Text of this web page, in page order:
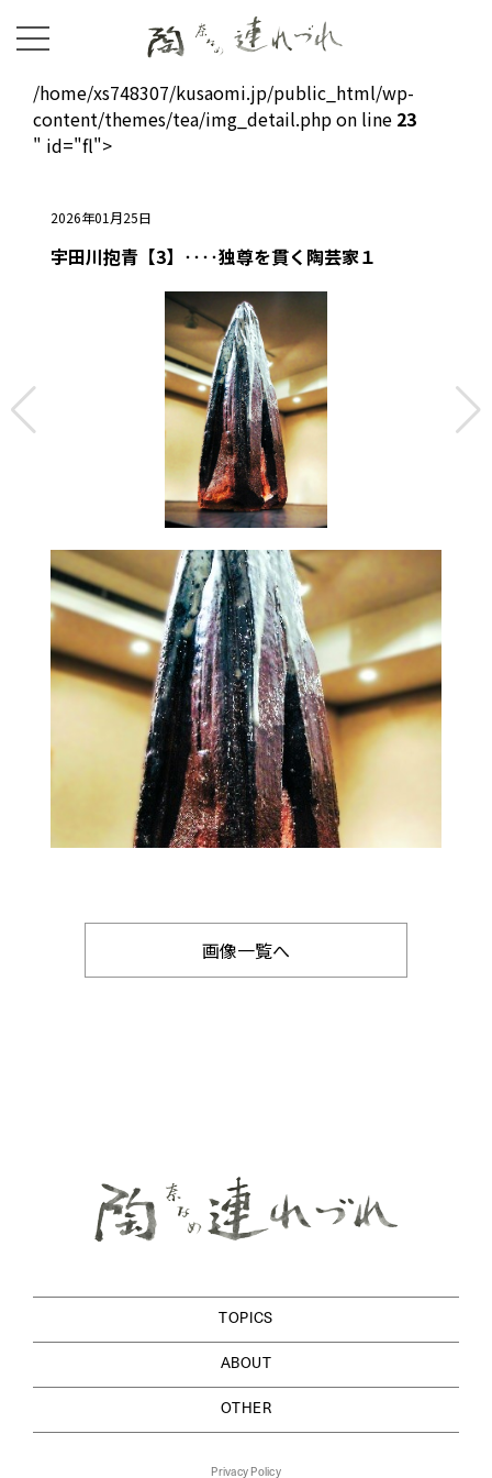
/home/xs748307/kusaomi.jp/public_html/wp-
content/themes/tea/img_detail.php on line 23
" id="fl">
2026年01月25日
宇田川抱青【3】‥‥独尊を貫く陶芸家１
画像一覧へ
TOPICS
ABOUT
OTHER
Privacy Policy